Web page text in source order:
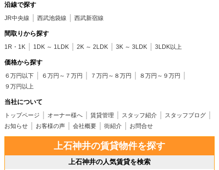
沿線で探す
JR中央線 西武池袋線 西武新宿線
間取りから探す
1R・1K 1DK ～ 1LDK 2K ～ 2LDK 3K ～ 3LDK 3LDK以上
価格から探す
６万円以下 ６万円～７万円 ７万円～８万円
８万円～９万円
９万円以上
当社について
トップページ オーナー様へ 賃貸管理 スタッフ紹介
スタッフブログ
お知らせ
お客様の声 会社概要 街紹介 お問合せ
上石神井の賃貸物件を探す
上石神井の人気賃貸を検索